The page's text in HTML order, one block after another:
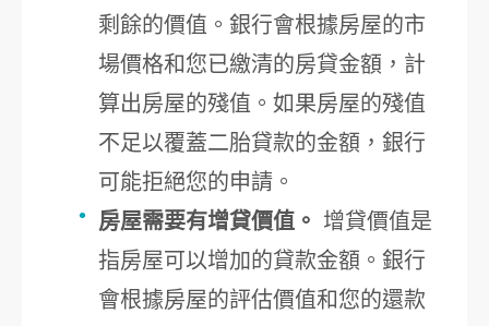
剩餘的價值。銀行會根據房屋的市
場價格和您已繳清的房貸金額，計
算出房屋的殘值。如果房屋的殘值
不足以覆蓋二胎貸款的金額，銀行
可能拒絕您的申請。
房屋需要有增貸價值。 增貸價值是
指房屋可以增加的貸款金額。銀行
會根據房屋的評估價值和您的還款